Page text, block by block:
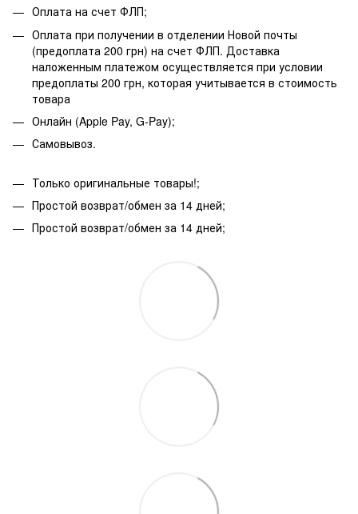
Оплата на счет ФЛП;
Оплата при получении в отделении Новой почты
(предоплата 200 грн) на счет ФЛП. Доставка
наложенным платежом осуществляется при условии
предоплаты 200 грн, которая учитывается в стоимость
товара
Онлайн (Apple Pay, G-Pay);
Самовывоз.
Только оригинальные товары!;
Простой возврат/обмен за 14 дней;
Простой возврат/обмен за 14 дней;